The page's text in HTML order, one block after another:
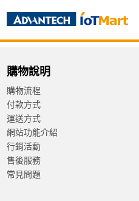
Comparison Results
購物說明
購物流程
付款方式
運送方式
網站功能介紹
行銷活動
售後服務
常見問題